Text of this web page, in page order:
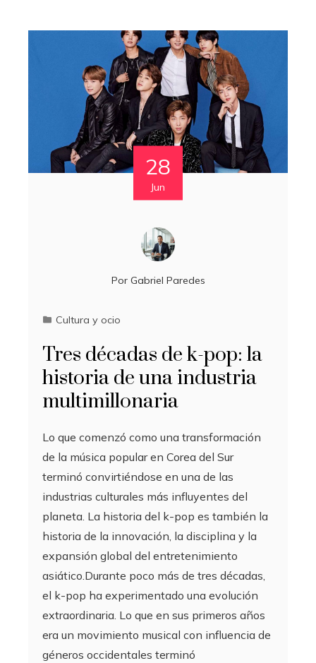
28
Jun
Por Gabriel Paredes
Cultura y ocio
Tres décadas de k-pop: la
historia de una industria
multimillonaria
Lo que comenzó como una transformación
de la música popular en Corea del Sur
terminó convirtiéndose en una de las
industrias culturales más influyentes del
planeta. La historia del k-pop es también la
historia de la innovación, la disciplina y la
expansión global del entretenimiento
asiático.Durante poco más de tres décadas,
el k-pop ha experimentado una evolución
extraordinaria. Lo que en sus primeros años
era un movimiento musical con influencia de
géneros occidentales terminó